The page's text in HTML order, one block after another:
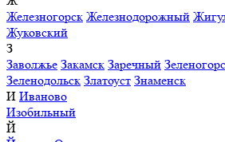
Железногорск Железнодорожный
Жуковский
З
Заволжье Закамск Заречный
Зеленодольск Златоуст Знаменск
И Иваново
Изобильный
Й